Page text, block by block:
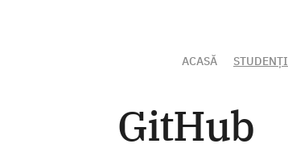
ACASĂ STUDENȚI
GitHub